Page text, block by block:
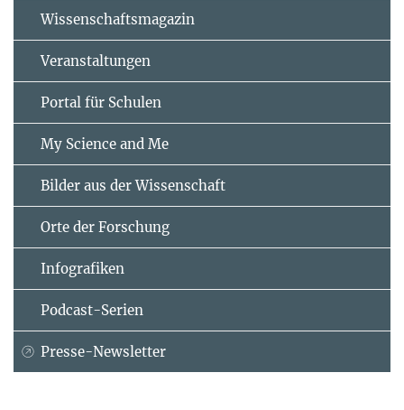
Wissenschaftsmagazin
Veranstaltungen
Portal für Schulen
My Science and Me
Bilder aus der Wissenschaft
Orte der Forschung
Infografiken
Podcast-Serien
Presse-Newsletter